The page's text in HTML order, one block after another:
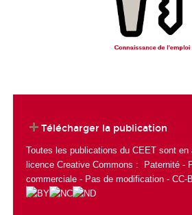
Télécharger la publication
Toutes les publications du CEET sont
licence Creative Commons : Paternité -
commerciale - Pas de modification - CC-